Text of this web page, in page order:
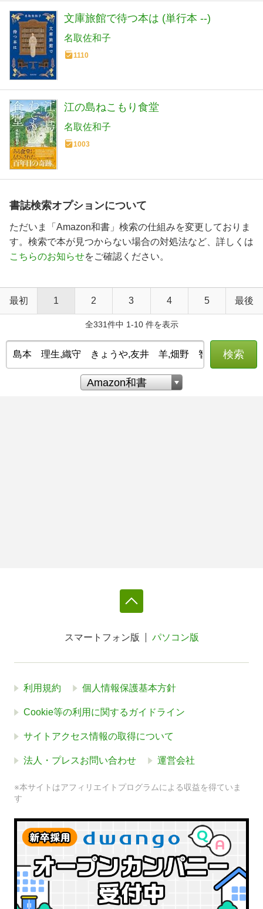
文庫旅館で待つ本は (単行本 --)
名取佐和子
1110
江の島ねこもり食堂
名取佐和子
1003
書誌検索オプションについて
ただいま「Amazon和書」検索の仕組みを変更しておりま
す。検索で本が見つからない場合の対処法など、詳しくは
こちらのお知らせをご確認ください。
最初 1 2 3 4 5 最後
全331件中 1-10 件を表示
検索
スマートフォン版 パソコン版
利用規約 個人情報保護基本方針
Cookie等の利用に関するガイドライン
サイトアクセス情報の取得について
法人・プレスお問い合わせ 運営会社
※本サイトはアフィリエイトプログラムによる収益を得ていま
す